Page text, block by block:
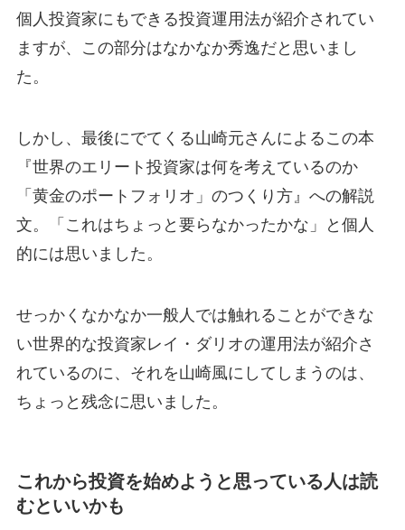
個人投資家にもできる投資運用法が紹介されてい
ますが、この部分はなかなか秀逸だと思いまし
た。
しかし、最後にでてくる山崎元さんによるこの本
『世界のエリート投資家は何を考えているのか
「黄金のポートフォリオ」のつくり方』への解説
文。「これはちょっと要らなかったかな」と個人
的には思いました。
せっかくなかなか一般人では触れることができな
い世界的な投資家レイ・ダリオの運用法が紹介さ
れているのに、それを山崎風にしてしまうのは、
ちょっと残念に思いました。
これから投資を始めようと思っている人は読
むといいかも